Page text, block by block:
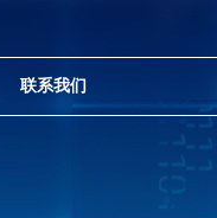
联系我们